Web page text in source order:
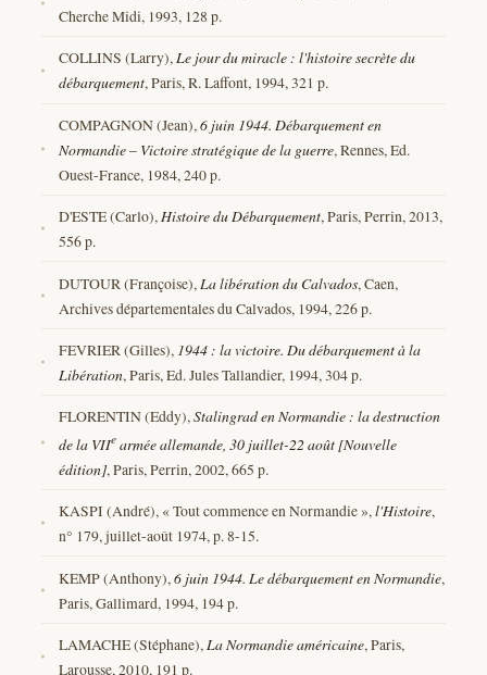
Cherche Midi, 1993, 128 p.
COLLINS (Larry),Le jour du miracle : l'histoire secrète du
débarquement, Paris, R. Laffont, 1994, 321 p.
COMPAGNON (Jean),6 juin 1944. Débarquement en
Normandie – Victoire stratégique de la guerre, Rennes, Ed.
Ouest-France, 1984, 240 p.
D'ESTE (Carlo),Histoire du Débarquement, Paris, Perrin, 2013,
556 p.
DUTOUR (Françoise), La libération du Calvados, Caen,
Archives départementales du Calvados, 1994, 226 p.
FEVRIER (Gilles), 1944 : la victoire. Du débarquement à la
Libération, Paris, Ed. Jules Tallandier, 1994, 304 p.
FLORENTIN (Eddy),Stalingrad en Normandie : la destruction
de la VIIe armée allemande, 30 juillet-22 août [Nouvelle
édition], Paris, Perrin, 2002, 665 p.
KASPI (André), « Tout commence en Normandie »,l'Histoire,
n° 179, juillet-août 1974, p. 8-15.
KEMP (Anthony),6 juin 1944. Le débarquement en Normandie,
Paris, Gallimard, 1994, 194 p.
LAMACHE (Stéphane),La Normandie américaine, Paris,
Larousse, 2010, 191 p.